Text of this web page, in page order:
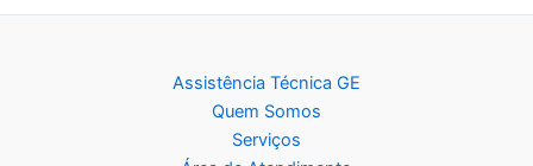
Assistência Técnica GE
Quem Somos
Serviços